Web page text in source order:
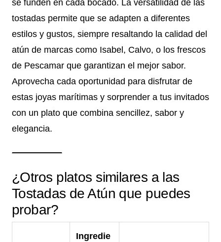
se funden en cada bocado. La versatilidad de las
tostadas permite que se adapten a diferentes
estilos y gustos, siempre resaltando la calidad del
atún de marcas como Isabel, Calvo, o los frescos
de Pescamar que garantizan el mejor sabor.
Aprovecha cada oportunidad para disfrutar de
estas joyas marítimas y sorprender a tus invitados
con un plato que combina sencillez, sabor y
elegancia.
¿Otros platos similares a las
Tostadas de Atún que puedes
probar?
Ingredie